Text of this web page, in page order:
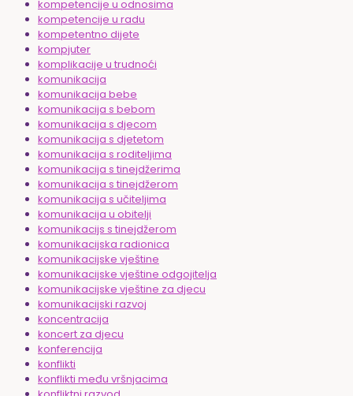
kompetencije u odnosima
kompetencije u radu
kompetentno dijete
kompjuter
komplikacije u trudnoći
komunikacija
komunikacija bebe
komunikacija s bebom
komunikacija s djecom
komunikacija s djetetom
komunikacija s roditeljima
komunikacija s tinejdžerima
komunikacija s tinejdžerom
komunikacija s učiteljima
komunikacija u obitelji
komunikacijs s tinejdžerom
komunikacijska radionica
komunikacijske vještine
komunikacijske vještine odgojitelja
komunikacijske vještine za djecu
komunikacijski razvoj
koncentracija
koncert za djecu
konferencija
konflikti
konflikti među vršnjacima